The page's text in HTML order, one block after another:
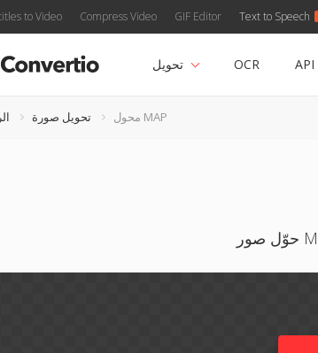
to Video Compress Video GIF Editor Text to Speech
تحويل OCR API
تحويل صورة محول MAP